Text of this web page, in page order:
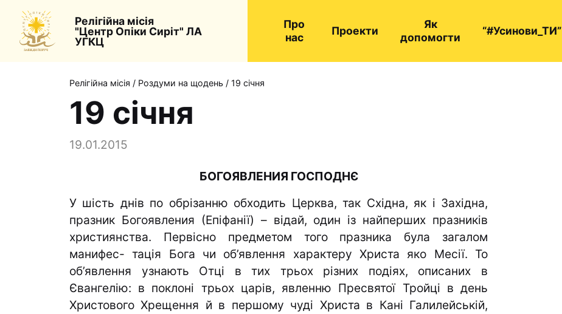
Релігійна місія
"Центр Опіки Сиріт" ЛА
УГКЦ
Про
нас
Проекти
Як
допомогти
“#Усинови_ТИ”
Релігійна місія / Роздуми на щодень / 19 січня
19 січня
19.01.2015
БОГОЯВЛЕНИЯ ГОСПОДНЄ
У шість днів по обрізанню обходить Церква, так Східна, як і Західна,
празник Богоявления (Епіфанії) – відай, один із найперших празників
християнства. Пер­вісно предметом того празника була загалом
манифес- тація Бога чи об’явлення характеру Христа яко Месії. То
об’явлення узнають Отці в тих трьох різних подіях, описаних в
Євангелію: в поклоні трьох царів, явленню Пресвятої Тройці в день
Христового Хрещення й в пер­шому чуді Христа в Кані Галилейській,